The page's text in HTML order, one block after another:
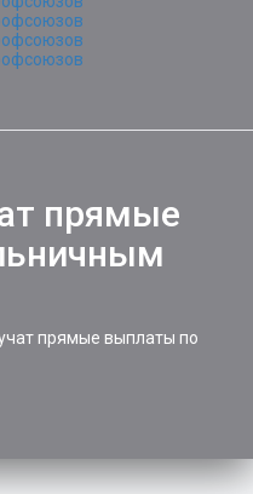
прямые
прямые выплаты по